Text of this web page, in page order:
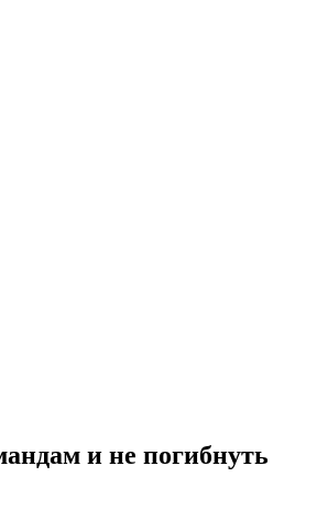
и не погибнуть